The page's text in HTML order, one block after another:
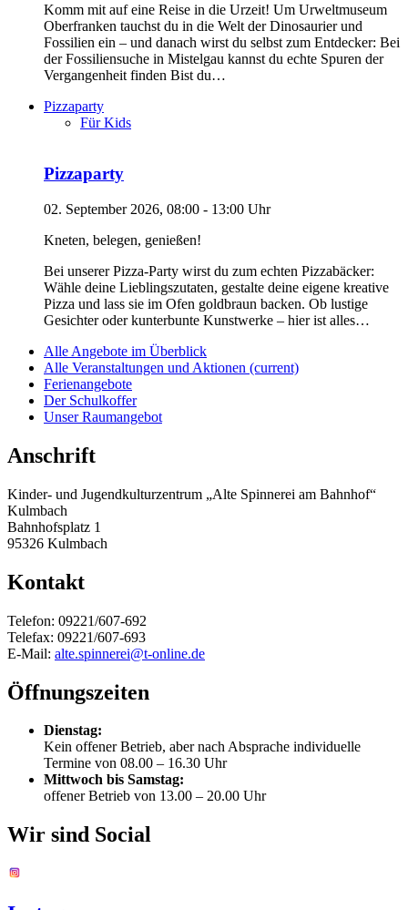
Komm mit auf eine Reise in die Urzeit! Um Urweltmuseum
Oberfranken tauchst du in die Welt der Dinosaurier und
Fossilien ein – und danach wirst du selbst zum Entdecker: Bei
der Fossiliensuche in Mistelgau kannst du echte Spuren der
Vergangenheit finden Bist du…
Pizzaparty
Für Kids
Pizzaparty
02. September 2026, 08:00 - 13:00 Uhr
Kneten, belegen, genießen!
Bei unserer Pizza-Party wirst du zum echten Pizzabäcker:
Wähle deine Lieblingszutaten, gestalte deine eigene kreative
Pizza und lass sie im Ofen goldbraun backen. Ob lustige
Gesichter oder kunterbunte Kunstwerke – hier ist alles…
Alle Angebote im Überblick
Alle Veranstaltungen und Aktionen (current)
Ferienangebote
Der Schulkoffer
Unser Raumangebot
Anschrift
Kinder- und Jugendkulturzentrum „Alte Spinnerei am Bahnhof“
Kulmbach
Bahnhofsplatz 1
95326 Kulmbach
Kontakt
Telefon: 09221/607-692
Telefax: 09221/607-693
E-Mail: alte.spinnerei@t-online.de
Öffnungszeiten
Dienstag:
Kein offener Betrieb, aber nach Absprache individuelle
Termine von 08.00 – 16.30 Uhr
Mittwoch bis Samstag:
offener Betrieb von 13.00 – 20.00 Uhr
Wir sind Social